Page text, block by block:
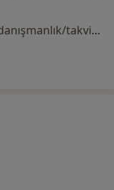
Bu uzman ilgili adres için online danışmanlık/takvim sunmuyor.